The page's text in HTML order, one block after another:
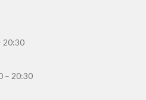
20:30
– 20:30